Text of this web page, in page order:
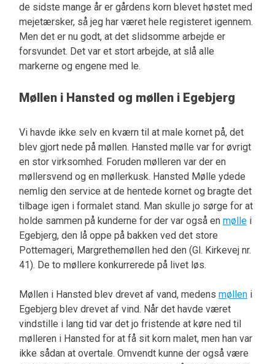
de sidste mange år er gårdens korn blevet høstet med
mejetærsker, så jeg har været hele registeret igennem.
Men det er nu godt, at det slidsomme arbejde er
forsvundet. Det var et stort arbejde, at slå alle
markerne og engene med le.
Møllen i Hansted og møllen i Egebjerg
Vi havde ikke selv en kværn til at male kornet på, det
blev gjort nede på møllen. Hansted mølle var for øvrigt
en stor virksomhed. Foruden mølleren var der en
møllersvend og en møllerkusk. Hansted Mølle ydede
nemlig den service at de hentede kornet og bragte det
tilbage igen i formalet stand. Man skulle jo sørge for at
holde sammen på kunderne for der var også en møllei
Egebjerg, den lå oppe på bakken ved det store
Pottemageri, Margrethemøllen hed den (Gl. Kirkevej nr.
41). De to møllere konkurrerede på livet løs.
Møllen i Hansted blev drevet af vand, medens mølleni
Egebjerg blev drevet af vind. Når det havde været
vindstille i lang tid var det jo fristende at køre ned til
mølleren i Hansted for at få sit korn malet, men han var
ikke sådan at overtale. Omvendt kunne der også være